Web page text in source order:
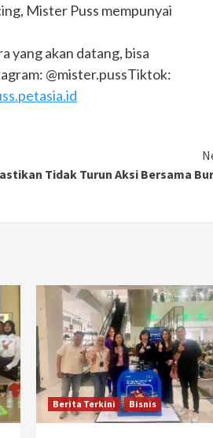
Mister Puss mempunyai
yang akan datang, bisa
@mister.pussTiktok:
Tidak Turun Aksi Bersama
Berita Terkini Bisnis